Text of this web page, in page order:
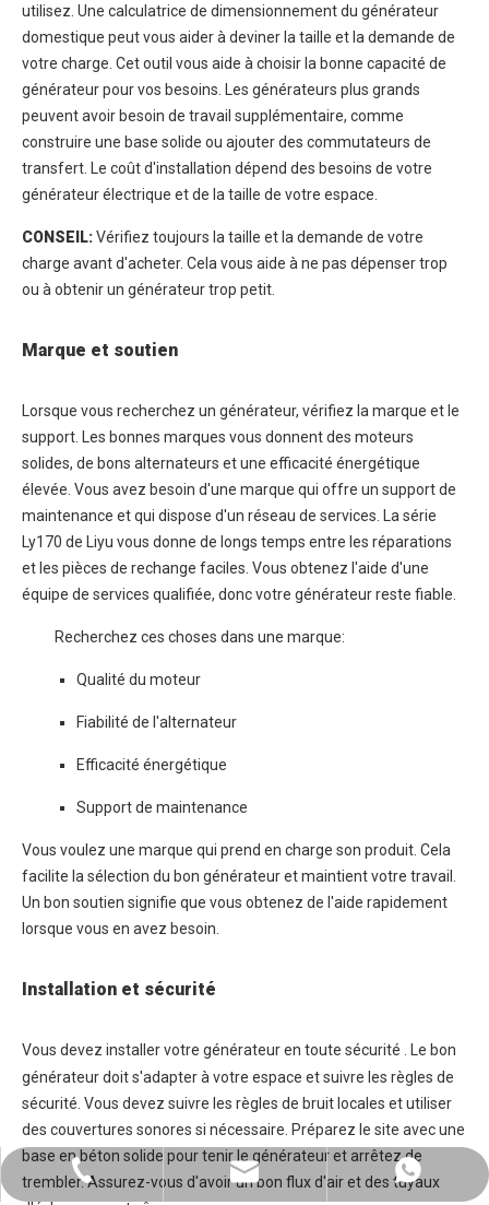
utilisez. Une calculatrice de dimensionnement du générateur
domestique peut vous aider à deviner la taille et la demande de
votre charge. Cet outil vous aide à choisir la bonne capacité de
générateur pour vos besoins. Les générateurs plus grands
peuvent avoir besoin de travail supplémentaire, comme
construire une base solide ou ajouter des commutateurs de
transfert. Le coût d'installation dépend des besoins de votre
générateur électrique et de la taille de votre espace.
CONSEIL:Vérifiez toujours la taille et la demande de votre
charge avant d'acheter. Cela vous aide à ne pas dépenser trop
ou à obtenir un générateur trop petit.
Marque et soutien
Lorsque vous recherchez un générateur, vérifiez la marque et le
support. Les bonnes marques vous donnent des moteurs
solides, de bons alternateurs et une efficacité énergétique
élevée. Vous avez besoin d'une marque qui offre un support de
maintenance et qui dispose d'un réseau de services. La série
Ly170 de Liyu vous donne de longs temps entre les réparations
et les pièces de rechange faciles. Vous obtenez l'aide d'une
équipe de services qualifiée, donc votre générateur reste fiable.
Recherchez ces choses dans une marque:
Qualité du moteur
Fiabilité de l'alternateur
Efficacité énergétique
Support de maintenance
Vous voulez une marque qui prend en charge son produit. Cela
facilite la sélection du bon générateur et maintient votre travail.
Un bon soutien signifie que vous obtenez de l'aide rapidement
lorsque vous en avez besoin.
Installation et sécurité
Vous devez installer votre générateur en toute sécurité
. Le bon
générateur doit s'adapter à votre espace et suivre les règles de
sécurité. Vous devez suivre les règles de bruit locales et utiliser
des couvertures sonores si nécessaire. Préparez le site avec une
base en béton solide pour tenir le générateur et arrêtez de
trembler. Assurez-vous d'avoir un bon flux d'air et des tuyaux
+ 86 15173137831
liyu@liyupower.com
Europe